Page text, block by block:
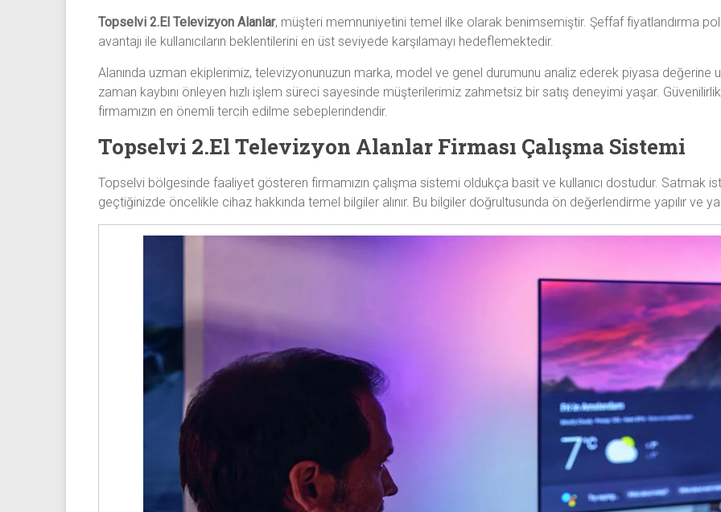
Topselvi 2.El Televizyon Alanlar, müşteri memnuniyetini temel ilke olarak benimsemiştir. Şeffaf fiyatlandırma
avantajı ile kullanıcıların beklentilerini en üst seviyede karşılamayı hedeflemektedir.
Alanında uzman ekiplerimiz, televizyonunuzun marka, model ve genel durumunu analiz ederek piyasa değerine
zaman kaybını önleyen hızlı işlem süreci sayesinde müşterilerimiz zahmetsiz bir satış deneyimi yaşar.
firmamızın en önemli tercih edilme sebeplerindendir.
Topselvi 2.El Televizyon Alanlar Firması Çalışma Sistemi
Topselvi bölgesinde faaliyet gösteren firmamızın çalışma sistemi oldukça basit ve kullanıcı dostudur. Satmak
geçtiğinizde öncelikle cihaz hakkında temel bilgiler alınır. Bu bilgiler doğrultusunda ön değerlendirme yapılır ve